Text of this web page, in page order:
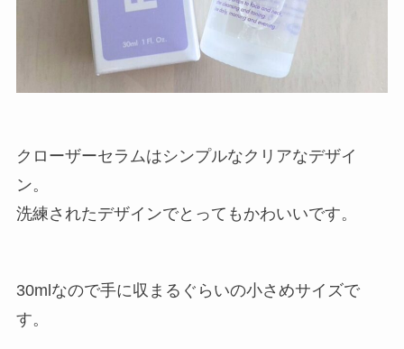
クローザーセラムはシンプルなクリアなデザイ
ン。
洗練されたデザインでとってもかわいいです。
30mlなので手に収まるぐらいの小さめサイズで
す。